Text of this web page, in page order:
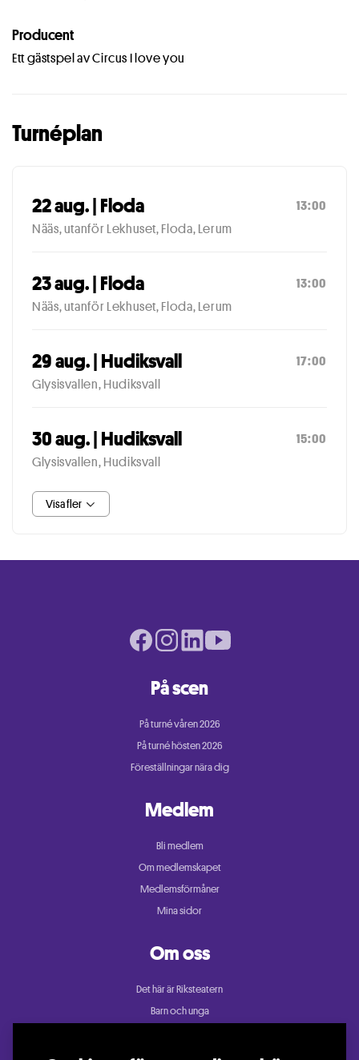
Producent
Ett gästspel av Circus I love you
Turnéplan
22 aug. | Floda
Nääs, utanför Lekhuset, Floda, Lerum
13:00
23 aug. | Floda
Nääs, utanför Lekhuset, Floda, Lerum
13:00
29 aug. | Hudiksvall
Glysisvallen, Hudiksvall
17:00
30 aug. | Hudiksvall
Glysisvallen, Hudiksvall
15:00
Visa fler
På scen
På turné våren 2026
På turné hösten 2026
Föreställningar nära dig
Medlem
Bli medlem
Om medlemskapet
Medlemsförmåner
Mina sidor
Om oss
Det här är Riksteatern
Barn och unga
Facebook page
Instagram page
LinkedIn pageYoutube page